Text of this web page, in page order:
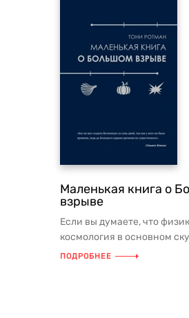
Маленькая книга о
взрыве
Если вы думаете, что
космология в основном
непонятные, то «Маленькая
ПОДРОБНЕЕ